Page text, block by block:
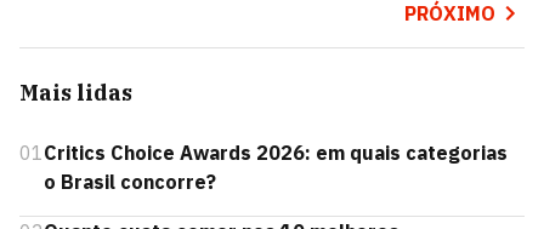
PRÓXIMO
Mais lidas
01Critics Choice Awards 2026: em quais categorias
o Brasil concorre?